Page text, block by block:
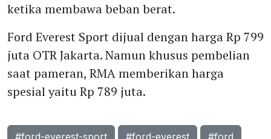
ketika membawa beban berat.
Ford Everest Sport dijual dengan harga Rp 799
juta OTR Jakarta. Namun khusus pembelian
saat pameran, RMA memberikan harga
spesial yaitu Rp 789 juta.